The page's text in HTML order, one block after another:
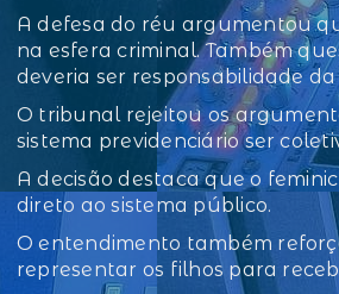
A defesa do réu argumentou
na esfera criminal. Também
deveria ser responsabilidade
O tribunal rejeitou os
sistema previdenciário ser
A decisão destaca que o
direto ao sistema público.
O entendimento também
representar os filhos para